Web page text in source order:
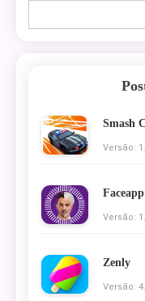
Smash
Versão:
Faceapp
Versão:
Zenly
Versão: